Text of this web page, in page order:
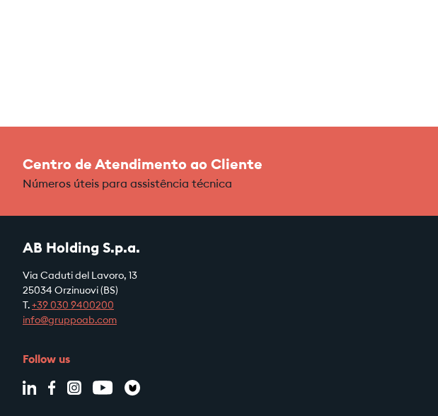
Centro de Atendimento ao Cliente
Números úteis para assistência técnica
AB Holding S.p.a.
Via Caduti del Lavoro, 13
25034 Orzinuovi (BS)
T. +39 030 9400200
info@gruppoab.com
Follow us